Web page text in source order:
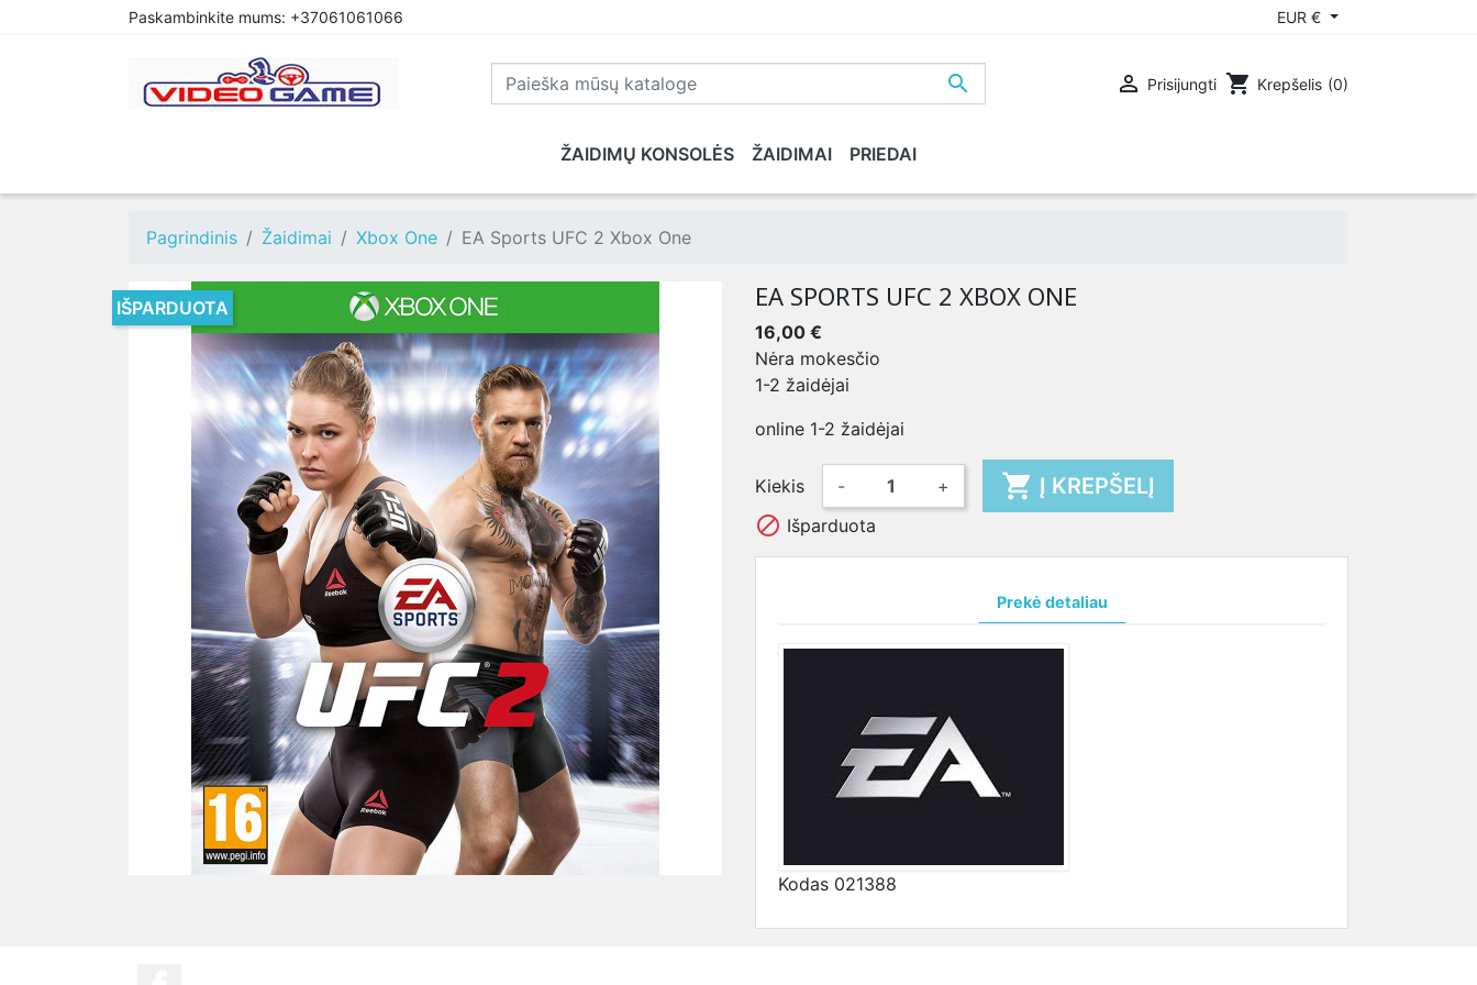
Paskambinkite mums: +37061061066 EUR €
  Prisijungti shopping_cart Krepšelis (0)
ŽAIDIMŲ KONSOLĖS ŽAIDIMAI
PREORDER PLAYSTATION 4 XBOX ONE PLAYSTATION 5 XBOX SERIES X NINTENDO XBOX 360 PLAYSTATION 3
PRIEDAI
Pagrindinis Žaidimai Xbox One EA Sports UFC 2 Xbox One
IŠPARDUOTA EA SPORTS UFC 2 XBOX ONE
16,00 €
Nėra mokesčio
1-2 žaidėjai
online 1-2 žaidėjai
Kiekis - +  Į KREPŠELĮ
 Išparduota
Prekė detaliau
Kodas 021388